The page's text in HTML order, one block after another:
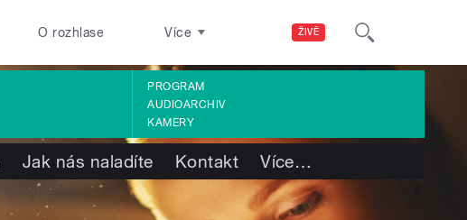
ŽIVĚ
O rozhlase Více
PROGRAM
AUDIOARCHIV
KAMERY
Jak nás naladíte Kontakt Více…